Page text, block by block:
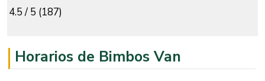
4.5 / 5 (187)
Horarios de Bimbos Van